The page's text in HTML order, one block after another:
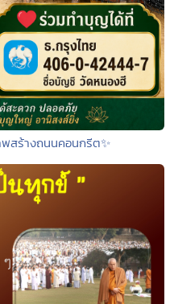
สร้างถนนคอนกรีต✨